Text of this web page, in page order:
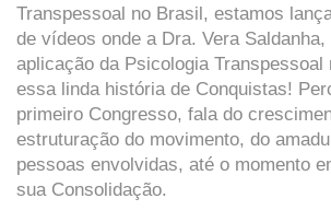
Transpessoal no Brasil, estamos
de vídeos onde a Dra. Vera Saldanha,
aplicação da Psicologia Transpessoal
essa linda história de Conquistas!
primeiro Congresso, fala do
estruturação do movimento, do
pessoas envolvidas, até o momento
sua Consolidação.